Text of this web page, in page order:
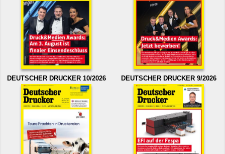
DEUTSCHER DRUCKER 10/2026 DEUTSCHER DRUCKER 9/2026